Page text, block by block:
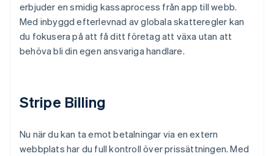
erbjuder en smidig kassaprocess från app till webb.
Med inbyggd efterlevnad av globala skatteregler kan
du fokusera på att få ditt företag att växa utan att
behöva bli din egen ansvariga handlare.
Stripe Billing
Nu när du kan ta emot betalningar via en extern
webbplats har du full kontroll över prissättningen. Med